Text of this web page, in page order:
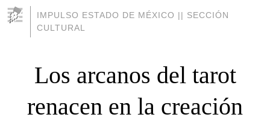
IMPULSO ESTADO DE MÉXICO || SECCIÓN
CULTURAL
Los arcanos del tarot
renacen en la creación